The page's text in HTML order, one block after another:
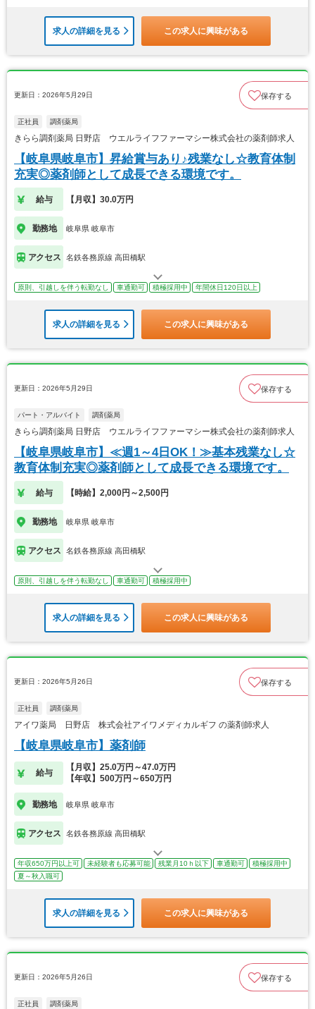
求人の詳細を見る この求人に興味がある
更新日：2026年5月29日 保存する
正社員 調剤薬局
きらら調剤薬局 日野店 ウエルライフファーマシー株式会社の薬剤師求人
【岐阜県岐阜市】昇給賞与あり♪残業なし☆教育体制
充実◎薬剤師として成長できる環境です。
給与 【月収】30.0万円
勤務地 岐阜県 岐阜市
アクセス 名鉄各務原線 高田橋駅
原則、引越しを伴う転勤なし 車通勤可 積極採用中 年間休日120日以上
求人の詳細を見る この求人に興味がある
更新日：2026年5月29日 保存する
パート・アルバイト 調剤薬局
きらら調剤薬局 日野店 ウエルライフファーマシー株式会社の薬剤師求人
【岐阜県岐阜市】≪週1～4日OK！≫基本残業なし☆
教育体制充実◎薬剤師として成長できる環境です。
給与 【時給】2,000円～2,500円
勤務地 岐阜県 岐阜市
アクセス 名鉄各務原線 高田橋駅
原則、引越しを伴う転勤なし 車通勤可 積極採用中
求人の詳細を見る この求人に興味がある
更新日：2026年5月26日 保存する
正社員 調剤薬局
アイワ薬局 日野店 株式会社アイワメディカルギフ の薬剤師求人
【岐阜県岐阜市】薬剤師
給与
【月収】25.0万円～47.0万円
【年収】500万円～650万円
勤務地 岐阜県 岐阜市
アクセス 名鉄各務原線 高田橋駅
年収650万円以上可 未経験者も応募可能 残業月10ｈ以下 車通勤可
積極採用中
夏～秋入職可
求人の詳細を見る この求人に興味がある
更新日：2026年5月26日 保存する
正社員 調剤薬局